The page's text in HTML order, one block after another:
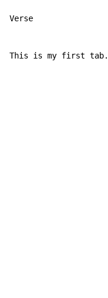
Verse
This is my first